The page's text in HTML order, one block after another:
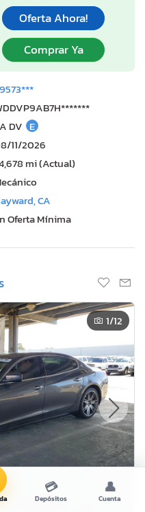
Oferta Ahora!
Comprar Ya
DV E
11/2026
mi (Actual)
CA
Oferta Mínima
1/12
💳
Depósitos
👤
Cuenta